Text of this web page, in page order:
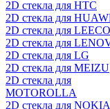
2D стекла для HTC
2D стекла для
2D стекла для LEECO
2D стекла для
2D стекла для LG
2D стекла для MEIZU
2D стекла для
MOTOROLLA
2D стекла для NOKIA